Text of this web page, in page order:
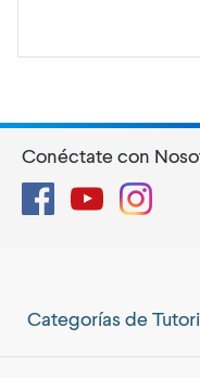
Categorías de
Conéctate con
FacebookYouTube